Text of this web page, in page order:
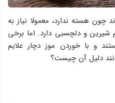
چون هسته ندارد، معمولا نیاز به
و دلچسبی دارد. اما برخی
و با خوردن موز دچار علایم
دلیل آن چیست؟